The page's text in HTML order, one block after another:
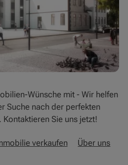
Wünsche mit - Wir helfen
Suche nach der perfekten
Sie uns jetzt!
verkaufen Über uns